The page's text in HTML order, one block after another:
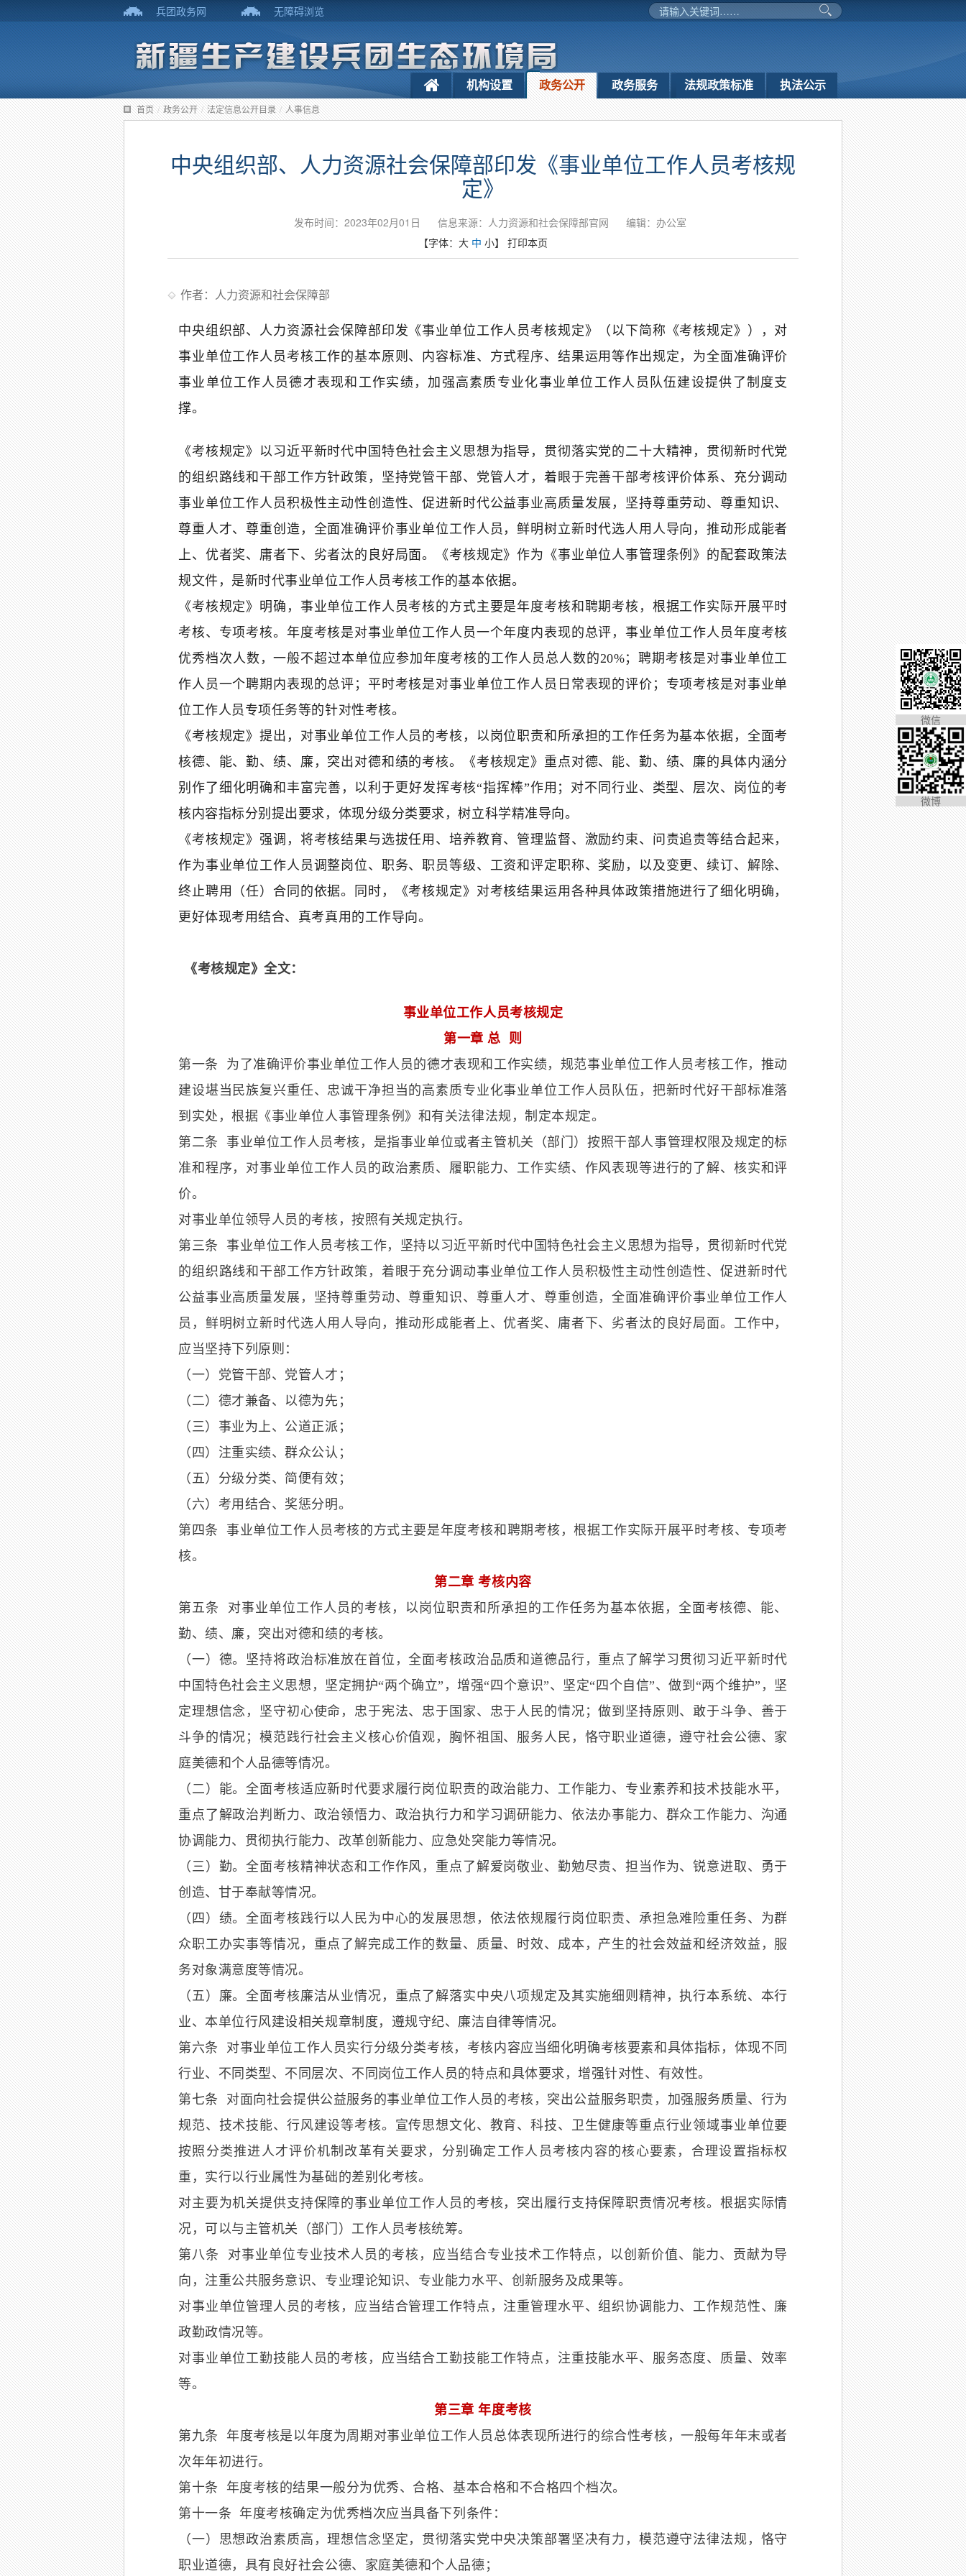
兵团政务网 无障碍浏览
机构设置 政务公开 政务服务 法规政策标准 执法公示
首页 / 政务公开 / 法定信息公开目录 / 人事信息
中央组织部、人力资源社会保障部印发《事业单位工作人员考核规
定》
发布时间：2023年02月01日 信息来源：人力资源和社会保障部官网
编辑：办公室
【字体： 大 中 小】 打印本页
作者：人力资源和社会保障部
中央组织部、人力资源社会保障部印发《事业单位工作人员考核规定》（以下简称《考核规定》），对
事业单位工作人员考核工作的基本原则、内容标准、方式程序、结果运用等作出规定，为全面准确评价
事业单位工作人员德才表现和工作实绩，加强高素质专业化事业单位工作人员队伍建设提供了制度支
撑。
《考核规定》以习近平新时代中国特色社会主义思想为指导，贯彻落实党的二十大精神，贯彻新时代党
的组织路线和干部工作方针政策，坚持党管干部、党管人才，着眼于完善干部考核评价体系、充分调动
事业单位工作人员积极性主动性创造性、促进新时代公益事业高质量发展，坚持尊重劳动、尊重知识、
尊重人才、尊重创造，全面准确评价事业单位工作人员，鲜明树立新时代选人用人导向，推动形成能者
上、优者奖、庸者下、劣者汰的良好局面。《考核规定》作为《事业单位人事管理条例》的配套政策法
规文件，是新时代事业单位工作人员考核工作的基本依据。
《考核规定》明确，事业单位工作人员考核的方式主要是年度考核和聘期考核，根据工作实际开展平时
考核、专项考核。年度考核是对事业单位工作人员一个年度内表现的总评，事业单位工作人员年度考核
优秀档次人数，一般不超过本单位应参加年度考核的工作人员总人数的20%；聘期考核是对事业单位工
作人员一个聘期内表现的总评；平时考核是对事业单位工作人员日常表现的评价；专项考核是对事业单
位工作人员专项任务等的针对性考核。
《考核规定》提出，对事业单位工作人员的考核，以岗位职责和所承担的工作任务为基本依据，全面考
核德、能、勤、绩、廉，突出对德和绩的考核。《考核规定》重点对德、能、勤、绩、廉的具体内涵分
别作了细化明确和丰富完善，以利于更好发挥考核“指挥棒”作用；对不同行业、类型、层次、岗位的考
核内容指标分别提出要求，体现分级分类要求，树立科学精准导向。
《考核规定》强调，将考核结果与选拔任用、培养教育、管理监督、激励约束、问责追责等结合起来，
作为事业单位工作人员调整岗位、职务、职员等级、工资和评定职称、奖励，以及变更、续订、解除、
终止聘用（任）合同的依据。同时，《考核规定》对考核结果运用各种具体政策措施进行了细化明确，
更好体现考用结合、真考真用的工作导向。
《考核规定》全文：
事业单位工作人员考核规定
第一章 总 则
第一条 为了准确评价事业单位工作人员的德才表现和工作实绩，规范事业单位工作人员考核工作，推动
建设堪当民族复兴重任、忠诚干净担当的高素质专业化事业单位工作人员队伍，把新时代好干部标准落
到实处，根据《事业单位人事管理条例》和有关法律法规，制定本规定。
第二条 事业单位工作人员考核，是指事业单位或者主管机关（部门）按照干部人事管理权限及规定的标
准和程序，对事业单位工作人员的政治素质、履职能力、工作实绩、作风表现等进行的了解、核实和评
价。
对事业单位领导人员的考核，按照有关规定执行。
第三条 事业单位工作人员考核工作，坚持以习近平新时代中国特色社会主义思想为指导，贯彻新时代党
的组织路线和干部工作方针政策，着眼于充分调动事业单位工作人员积极性主动性创造性、促进新时代
公益事业高质量发展，坚持尊重劳动、尊重知识、尊重人才、尊重创造，全面准确评价事业单位工作人
员，鲜明树立新时代选人用人导向，推动形成能者上、优者奖、庸者下、劣者汰的良好局面。工作中，
应当坚持下列原则：
（一）党管干部、党管人才；
（二）德才兼备、以德为先；
（三）事业为上、公道正派；
（四）注重实绩、群众公认；
（五）分级分类、简便有效；
（六）考用结合、奖惩分明。
第四条 事业单位工作人员考核的方式主要是年度考核和聘期考核，根据工作实际开展平时考核、专项考
核。
第二章 考核内容
第五条 对事业单位工作人员的考核，以岗位职责和所承担的工作任务为基本依据，全面考核德、能、
勤、绩、廉，突出对德和绩的考核。
（一）德。坚持将政治标准放在首位，全面考核政治品质和道德品行，重点了解学习贯彻习近平新时代
中国特色社会主义思想，坚定拥护“两个确立”，增强“四个意识”、坚定“四个自信”、做到“两个维护”，坚
定理想信念，坚守初心使命，忠于宪法、忠于国家、忠于人民的情况；做到坚持原则、敢于斗争、善于
斗争的情况；模范践行社会主义核心价值观，胸怀祖国、服务人民，恪守职业道德，遵守社会公德、家
庭美德和个人品德等情况。
（二）能。全面考核适应新时代要求履行岗位职责的政治能力、工作能力、专业素养和技术技能水平，
重点了解政治判断力、政治领悟力、政治执行力和学习调研能力、依法办事能力、群众工作能力、沟通
协调能力、贯彻执行能力、改革创新能力、应急处突能力等情况。
（三）勤。全面考核精神状态和工作作风，重点了解爱岗敬业、勤勉尽责、担当作为、锐意进取、勇于
创造、甘于奉献等情况。
（四）绩。全面考核践行以人民为中心的发展思想，依法依规履行岗位职责、承担急难险重任务、为群
众职工办实事等情况，重点了解完成工作的数量、质量、时效、成本，产生的社会效益和经济效益，服
务对象满意度等情况。
（五）廉。全面考核廉洁从业情况，重点了解落实中央八项规定及其实施细则精神，执行本系统、本行
业、本单位行风建设相关规章制度，遵规守纪、廉洁自律等情况。
第六条 对事业单位工作人员实行分级分类考核，考核内容应当细化明确考核要素和具体指标，体现不同
行业、不同类型、不同层次、不同岗位工作人员的特点和具体要求，增强针对性、有效性。
第七条 对面向社会提供公益服务的事业单位工作人员的考核，突出公益服务职责，加强服务质量、行为
规范、技术技能、行风建设等考核。宣传思想文化、教育、科技、卫生健康等重点行业领域事业单位要
按照分类推进人才评价机制改革有关要求，分别确定工作人员考核内容的核心要素，合理设置指标权
重，实行以行业属性为基础的差别化考核。
对主要为机关提供支持保障的事业单位工作人员的考核，突出履行支持保障职责情况考核。根据实际情
况，可以与主管机关（部门）工作人员考核统筹。
第八条 对事业单位专业技术人员的考核，应当结合专业技术工作特点，以创新价值、能力、贡献为导
向，注重公共服务意识、专业理论知识、专业能力水平、创新服务及成果等。
对事业单位管理人员的考核，应当结合管理工作特点，注重管理水平、组织协调能力、工作规范性、廉
政勤政情况等。
对事业单位工勤技能人员的考核，应当结合工勤技能工作特点，注重技能水平、服务态度、质量、效率
等。
第三章 年度考核
第九条 年度考核是以年度为周期对事业单位工作人员总体表现所进行的综合性考核，一般每年年末或者
次年年初进行。
第十条 年度考核的结果一般分为优秀、合格、基本合格和不合格四个档次。
第十一条 年度考核确定为优秀档次应当具备下列条件：
（一）思想政治素质高，理想信念坚定，贯彻落实党中央决策部署坚决有力，模范遵守法律法规，恪守
职业道德，具有良好社会公德、家庭美德和个人品德；
微信
微博